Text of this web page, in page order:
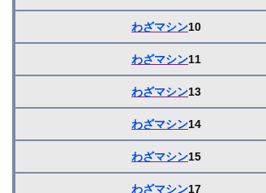
わざマシン10
わざマシン11
わざマシン13
わざマシン14
わざマシン15
わざマシン17